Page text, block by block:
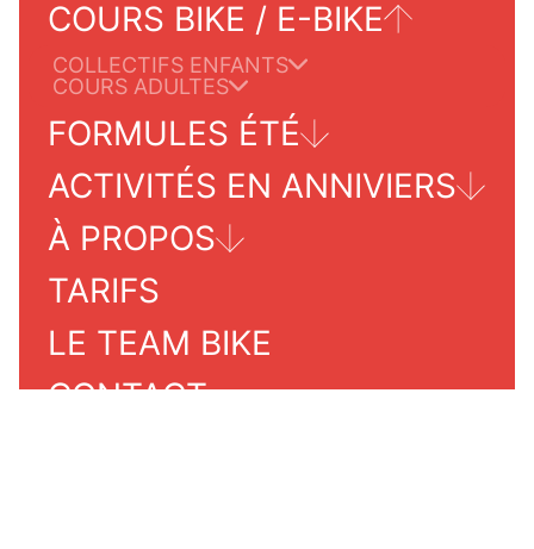
COURS BIKE / E-BIKE
COLLECTIFS ENFANTS
COURS ADULTES
FORMULES ÉTÉ
TOURS POUR ADULTES
ACTIVITÉS EN ANNIVIERS
GRIMENTZ/ZINAL
À PROPOS
INFORMATIONS PRATIQUES
INFOS SERVICES
NOTRE ÉCOLE
TARIFS
LE TEAM BIKE
CONTACT